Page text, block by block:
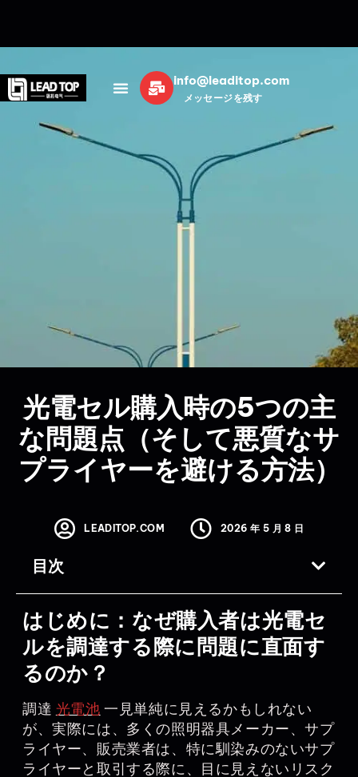
info@leaditop.com
メッセージを残す
光電セル購入時の5つの主
な問題点（そして悪質なサ
プライヤーを避ける方法）
LEADITOP.COM 2026 年 5 月 8 日
目次
はじめに：なぜ購入者は光電セ
ルを調達する際に問題に直面す
るのか？
調達 光電池 一見単純に見えるかもしれない
が、実際には、多くの照明器具メーカー、サプ
ライヤー、販売業者は、特に馴染みのないサプ
ライヤーと取引する際に、目に見えないリスク